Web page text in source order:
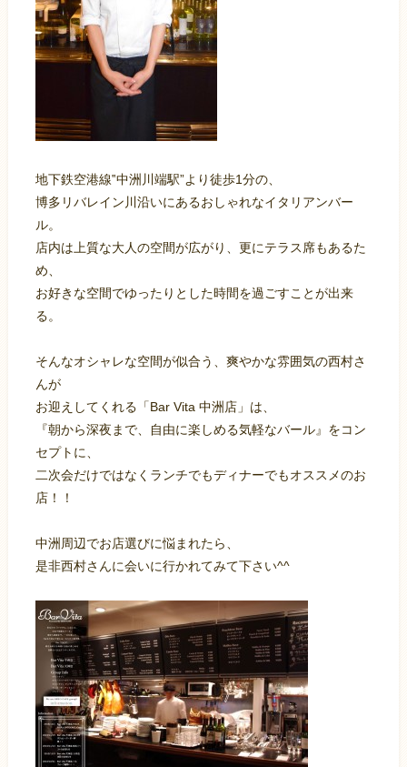
地下鉄空港線‟中洲川端駅”より徒歩1分の、
博多リバレイン川沿いにあるおしゃれなイタリアンバー
ル。
店内は上質な大人の空間が広がり、更にテラス席もあるた
め、
お好きな空間でゆったりとした時間を過ごすことが出来
る。
そんなオシャレな空間が似合う、爽やかな雰囲気の西村さ
んが
お迎えしてくれる「Bar Vita 中洲店」は、
『朝から深夜まで、自由に楽しめる気軽なバール』をコン
セプトに、
二次会だけではなくランチでもディナーでもオススメのお
店！！
中洲周辺でお店選びに悩まれたら、
是非西村さんに会いに行かれてみて下さい^^